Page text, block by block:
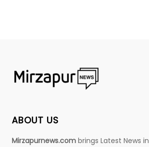
ABOUT US
Mirzapurnews.com brings Latest News in